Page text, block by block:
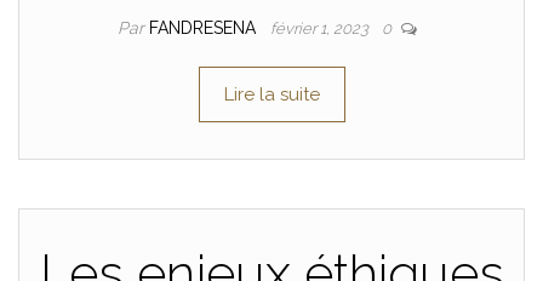
Par FANDRESENA février 1, 2023 0
Lire la suite